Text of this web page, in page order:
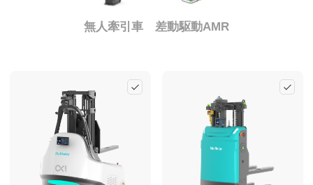
Multiway について
無人牽引車 差動駆動AMR